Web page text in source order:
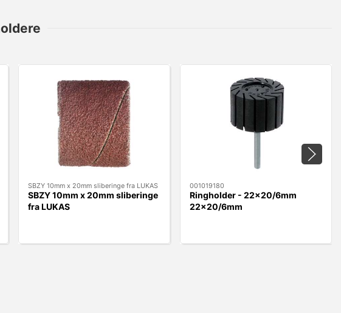
SBZY 10mm x 20mm sliberinge fra LUKAS
SBZY 10mm x 20mm sliberinge
fra LUKAS
001019180
Ringholder - 22x20/6mm
22x20/6mm